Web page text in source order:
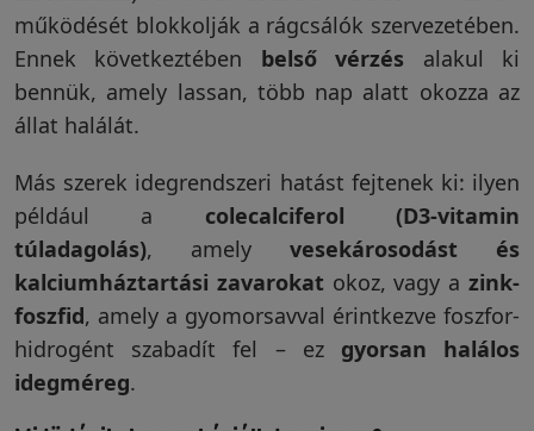
nyomkövetés
Kiegészítők
Garanciáink
Szakértői
blog
működését blokkolják a rágcsálók szervezetében.
Ennek következtében belső vérzés alakul ki
bennük, amely lassan, több nap alatt okozza az
állat halálát.
Más szerek idegrendszeri hatást fejtenek ki: ilyen
például a colecalciferol (D3-vitamin
túladagolás), amely vesekárosodást és
kalciumháztartási zavarokatokoz, vagy azink-
foszfid, amely a gyomorsavval érintkezve foszfor-
hidrogént szabadít fel – ez gyorsan halálos
idegméreg.